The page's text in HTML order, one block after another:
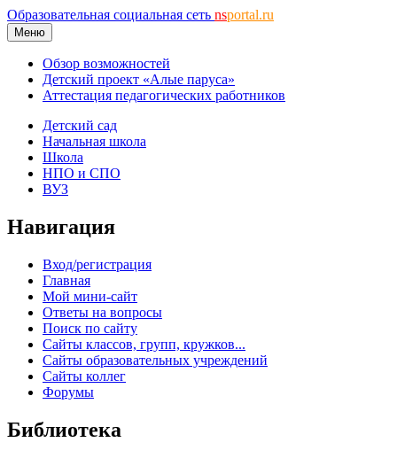
Образовательная социальная сеть nsportal.ru
Меню
Обзор возможностей
Детский проект «Алые паруса»
Аттестация педагогических работников
Детский сад
Начальная школа
Школа
НПО и СПО
ВУЗ
Навигация
Вход/регистрация
Главная
Мой мини-сайт
Ответы на вопросы
Поиск по сайту
Сайты классов, групп, кружков...
Сайты образовательных учреждений
Сайты коллег
Форумы
Библиотека